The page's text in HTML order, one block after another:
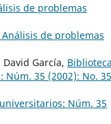
de problemas
de problemas
García,
35 (2002): No.
Núm. 35